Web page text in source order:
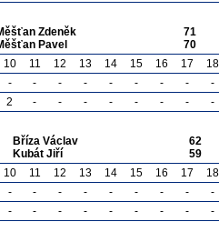
Zdeněk
Pavel
71
70
10 11 12 13 14 15 16 17
18
- - - - - - - -
-
2 - - - - - - - -
Bříza Václav
Kubát Jiří
62
59
10 11 12 13 14 15 16 17
18
- - - - - - - -
-
- - - - - - - - -